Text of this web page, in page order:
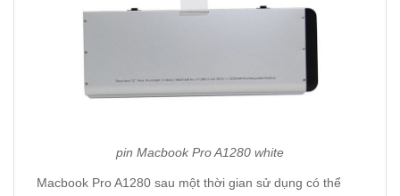
pin Macbook Pro A1280 white
Macbook Pro A1280 sau một thời gian sử dụng có thể